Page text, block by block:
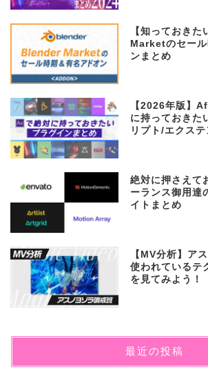
【知っておき
Marketのセー
ンまとめ
【2026年版】
に持っておきた
リプト/エクス
絶対に押さえて
ーランス御用達
イトまとめ
【MV分析】ア
使われているテ
を見てみよう！
最近の投稿